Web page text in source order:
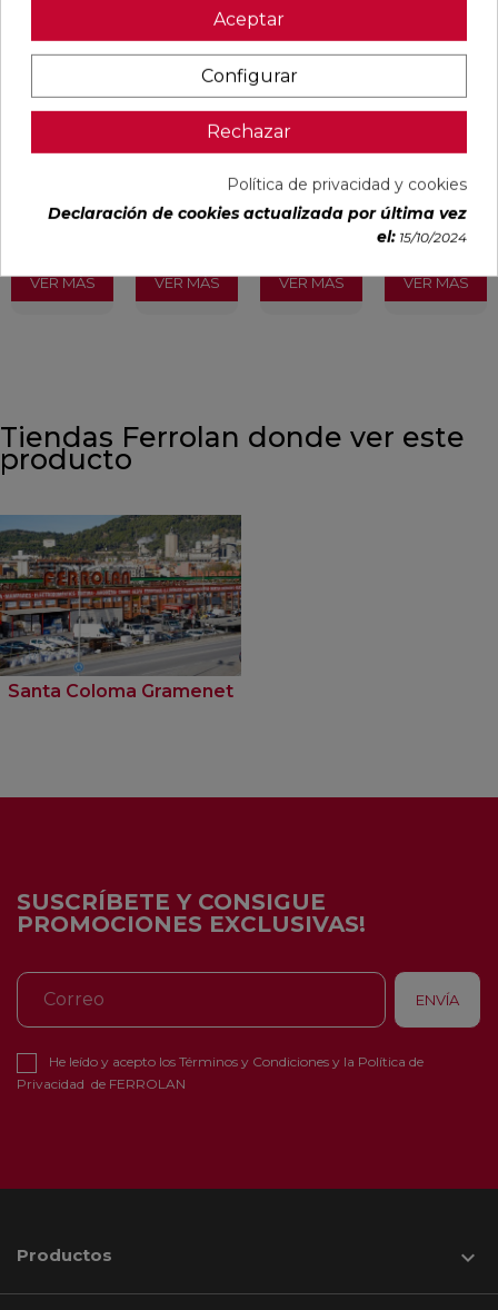
ALAPLANA
BODO
60X120
/m²
(IVA
VER MÁS
VERONA
WHITE MATE
/m²
(IVA
VER MÁS
KAWAII GREY
MATE
31,6X100
91080491
34,49 €
/m²
(IVA
VER MÁS
PALOMASTONE
WALL WHITE
RECTIFICADO
30,13 €
/m²
(IVA
incl.)
VER MÁS
Tiendas Ferrolan donde ver este
producto
Santa Coloma Gramenet
SUSCRÍBETE Y CONSIGUE
PROMOCIONES EXCLUSIVAS!
He leído y acepto los Términos y Condiciones y la Política de
Privacidad de FERROLAN
Productos 
Aceptar
Configurar
Rechazar
Política de privacidad y cookies
Declaración de cookies actualizada por última vez
el: 15/10/2024